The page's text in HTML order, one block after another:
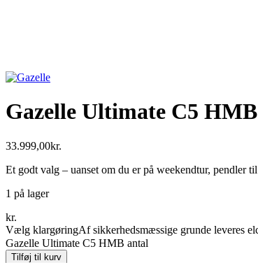
Gazelle Ultimate C5 HMB
33.999,00kr.
Et godt valg – uanset om du er på weekendtur, pendler
1 på lager
kr.
Vælg klargøringAf sikkerhedsmæssige grunde leveres
Gazelle Ultimate C5 HMB antal
Tilføj til kurv